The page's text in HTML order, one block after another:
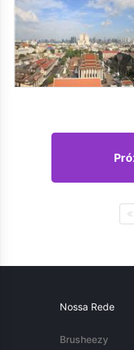
Nossa Rede
Brusheezy